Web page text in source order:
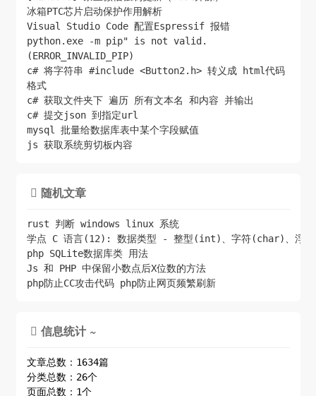
冰箱PTC芯片启动保护作用解析
Visual Studio Code 配置Espressif 报错
python.exe -m pip" is not valid.
(ERROR_INVALID_PIP)
c# 将字符串 #include <Button2.h> 转义成 html代码
格式
c# 获取文件夹下 遍历 所有文本名 和内容 并输出
c# 提交json 到指定url
mysql 批量给数据库表中某个字段赋值
js 获取系统剪切板内容
 随机文章
rust 判断 windows linux 系统
学点 C 语言(12): 数据类型 - 整型(int)、字符(char)、浮
php SQLite数据库类 用法
Js 和 PHP 中保留小数点后X位数的方法
php防止CC攻击代码 php防止网页频繁刷新
 信息统计 ~
文章总数：1634篇
分类总数：26个
页面总数：1个